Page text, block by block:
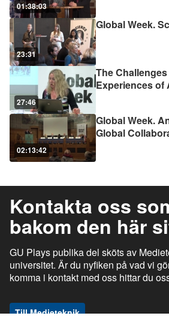
01:38:03
23:31
Global Week.
27:46
The
Experiences of
02:13:42
Global Week.
Global
Kontakta oss
bakom den här
GU Plays publika del sköts av
universitet. Är du nyfiken på vad vi
komma i kontakt med oss hittar du
Till Medieteknik